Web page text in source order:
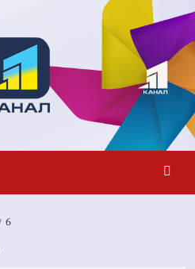
6